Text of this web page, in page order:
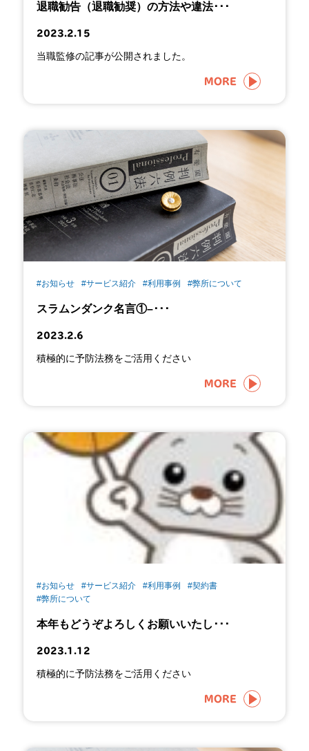
退職勧告（退職勧奨）の方法や違法･･･
2023.2.15
当職監修の記事が公開されました。
MORE
#お知らせ #サービス紹介 #利用事例 #弊所について
スラムンダンク名言①–･･･
2023.2.6
積極的に予防法務をご活用ください
MORE
#お知らせ #サービス紹介 #利用事例
#契約書
#弊所について
本年もどうぞよろしくお願いいたし･･･
2023.1.12
積極的に予防法務をご活用ください
MORE